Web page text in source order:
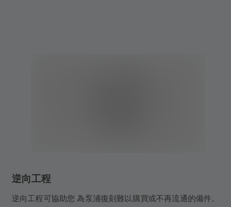
逆向工程
逆向工程可協助您 為泵浦復刻難以購買或不再流通的備件。